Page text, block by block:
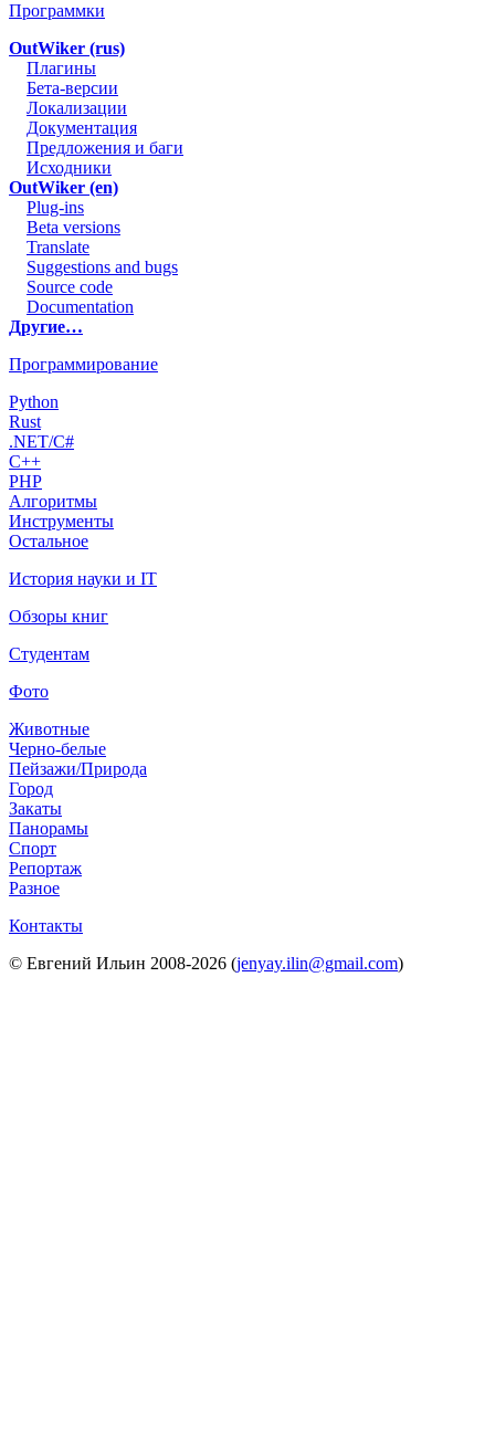
Программки
OutWiker (rus)
Плагины
Бета-версии
Локализации
Документация
Предложения и баги
Исходники
OutWiker (en)
Plug-ins
Beta versions
Translate
Suggestions and bugs
Source code
Documentation
Другие…
Программирование
Python
Rust
.NET/C#
C++
PHP
Алгоритмы
Инструменты
Остальное
История науки и IT
Обзоры книг
Студентам
Фото
Животные
Черно-белые
Пейзажи/Природа
Город
Закаты
Панорамы
Спорт
Репортаж
Разное
Контакты
© Евгений Ильин 2008-2026 (jenyay.ilin@gmail.com)